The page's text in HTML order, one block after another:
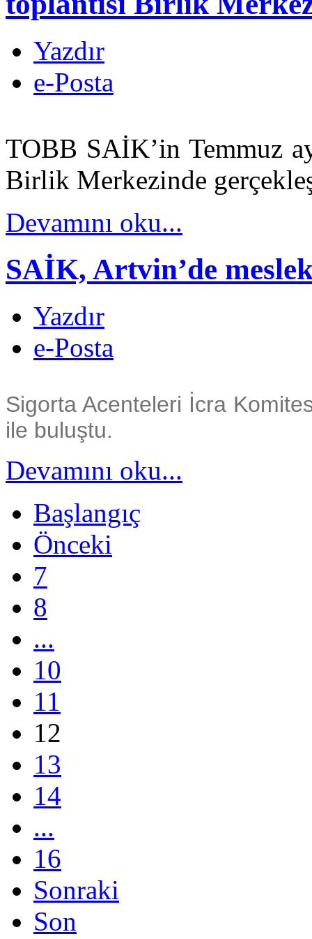
Yazdır
e-Posta
TOBB SAİK’in Temmuz
Birlik Merkezinde
Devamını oku...
SAİK, Artvin’de
Yazdır
e-Posta
Sigorta Acenteleri İcra
ile buluştu.
Devamını oku...
Başlangıç
Önceki
7
8
...
10
11
12
13
14
...
16
Sonraki
Son